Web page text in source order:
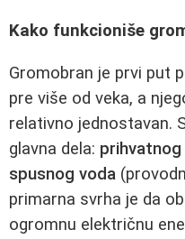
Kako funkcioniše
Gromobran je prvi put
pre više od veka, a
relativno jednostavan.
glavna dela: prihvatnog
spusnog voda
primarna svrha je da
ogromnu električnu